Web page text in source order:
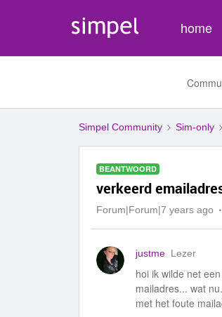
home
Simpel Community Sim-only
BEANTWOORD
verkeerd
Forum|Forum|7 years ago
justme Lezer
hoi ik wilde net
mailadres... wat
met het foute